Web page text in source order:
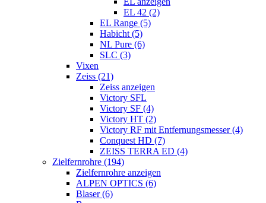
EL 42 (2)
EL Range (5)
Habicht (5)
NL Pure (6)
SLC (3)
Vixen
Zeiss (21)
Zeiss anzeigen
Victory SFL
Victory SF (4)
Victory HT (2)
Victory RF mit Entfernungsmesser (4)
Conquest HD (7)
ZEISS TERRA ED (4)
Zielfernrohre (194)
Zielfernrohre anzeigen
ALPEN OPTICS (6)
Blaser (6)